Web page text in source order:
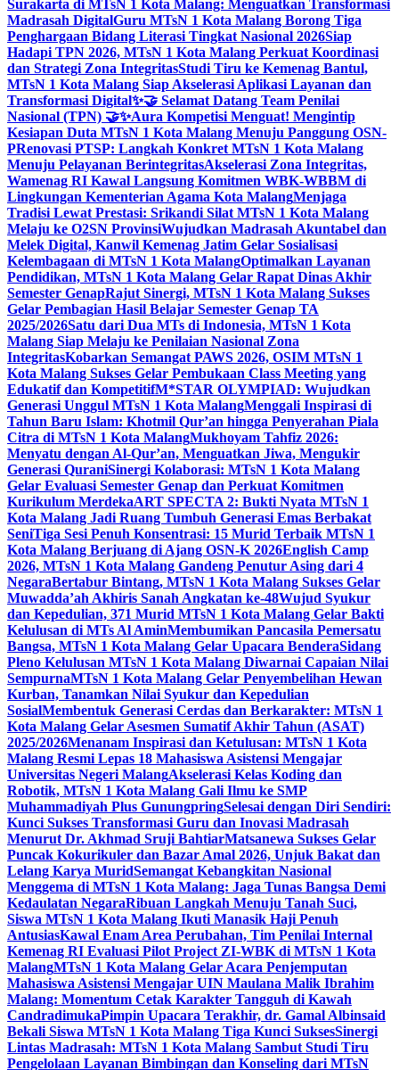
Surakarta di MTsN 1 Kota Malang: Menguatkan Transformasi
Madrasah DigitalGuru MTsN 1 Kota Malang Borong Tiga
Penghargaan Bidang Literasi Tingkat Nasional 2026Siap
Hadapi TPN 2026, MTsN 1 Kota Malang Perkuat Koordinasi
dan Strategi Zona IntegritasStudi Tiru ke Kemenag Bantul,
MTsN 1 Kota Malang Siap Akselerasi Aplikasi Layanan dan
Transformasi Digital✨🤝 Selamat Datang Team Penilai
Nasional (TPN) 🤝✨Aura Kompetisi Menguat! Mengintip
Kesiapan Duta MTsN 1 Kota Malang Menuju Panggung OSN-
PRenovasi PTSP: Langkah Konkret MTsN 1 Kota Malang
Menuju Pelayanan BerintegritasAkselerasi Zona Integritas,
Wamenag RI Kawal Langsung Komitmen WBK-WBBM di
Lingkungan Kementerian Agama Kota MalangMenjaga
Tradisi Lewat Prestasi: Srikandi Silat MTsN 1 Kota Malang
Melaju ke O2SN ProvinsiWujudkan Madrasah Akuntabel dan
Melek Digital, Kanwil Kemenag Jatim Gelar Sosialisasi
Kelembagaan di MTsN 1 Kota MalangOptimalkan Layanan
Pendidikan, MTsN 1 Kota Malang Gelar Rapat Dinas Akhir
Semester GenapRajut Sinergi, MTsN 1 Kota Malang Sukses
Gelar Pembagian Hasil Belajar Semester Genap TA
2025/2026Satu dari Dua MTs di Indonesia, MTsN 1 Kota
Malang Siap Melaju ke Penilaian Nasional Zona
IntegritasKobarkan Semangat PAWS 2026, OSIM MTsN 1
Kota Malang Sukses Gelar Pembukaan Class Meeting yang
Edukatif dan KompetitifM*STAR OLYMPIAD: Wujudkan
Generasi Unggul MTsN 1 Kota MalangMenggali Inspirasi di
Tahun Baru Islam: Khotmil Qur’an hingga Penyerahan Piala
Citra di MTsN 1 Kota MalangMukhoyam Tahfiz 2026:
Menyatu dengan Al-Qur’an, Menguatkan Jiwa, Mengukir
Generasi QuraniSinergi Kolaborasi: MTsN 1 Kota Malang
Gelar Evaluasi Semester Genap dan Perkuat Komitmen
Kurikulum MerdekaART SPECTA 2: Bukti Nyata MTsN 1
Kota Malang Jadi Ruang Tumbuh Generasi Emas Berbakat
SeniTiga Sesi Penuh Konsentrasi: 15 Murid Terbaik MTsN 1
Kota Malang Berjuang di Ajang OSN-K 2026English Camp
2026, MTsN 1 Kota Malang Gandeng Penutur Asing dari 4
NegaraBertabur Bintang, MTsN 1 Kota Malang Sukses Gelar
Muwadda’ah Akhiris Sanah Angkatan ke-48Wujud Syukur
dan Kepedulian, 371 Murid MTsN 1 Kota Malang Gelar Bakti
Kelulusan di MTs Al AminMembumikan Pancasila Pemersatu
Bangsa, MTsN 1 Kota Malang Gelar Upacara BenderaSidang
Pleno Kelulusan MTsN 1 Kota Malang Diwarnai Capaian Nilai
SempurnaMTsN 1 Kota Malang Gelar Penyembelihan Hewan
Kurban, Tanamkan Nilai Syukur dan Kepedulian
SosialMembentuk Generasi Cerdas dan Berkarakter: MTsN 1
Kota Malang Gelar Asesmen Sumatif Akhir Tahun (ASAT)
2025/2026Menanam Inspirasi dan Ketulusan: MTsN 1 Kota
Malang Resmi Lepas 18 Mahasiswa Asistensi Mengajar
Universitas Negeri MalangAkselerasi Kelas Koding dan
Robotik, MTsN 1 Kota Malang Gali Ilmu ke SMP
Muhammadiyah Plus GunungpringSelesai dengan Diri Sendiri:
Kunci Sukses Transformasi Guru dan Inovasi Madrasah
Menurut Dr. Akhmad Sruji BahtiarMatsanewa Sukses Gelar
Puncak Kokurikuler dan Bazar Amal 2026, Unjuk Bakat dan
Lelang Karya MuridSemangat Kebangkitan Nasional
Menggema di MTsN 1 Kota Malang: Jaga Tunas Bangsa Demi
Kedaulatan NegaraRibuan Langkah Menuju Tanah Suci,
Siswa MTsN 1 Kota Malang Ikuti Manasik Haji Penuh
AntusiasKawal Enam Area Perubahan, Tim Penilai Internal
Kemenag RI Evaluasi Pilot Project ZI-WBK di MTsN 1 Kota
MalangMTsN 1 Kota Malang Gelar Acara Penjemputan
Mahasiswa Asistensi Mengajar UIN Maulana Malik Ibrahim
Malang: Momentum Cetak Karakter Tangguh di Kawah
CandradimukaPimpin Upacara Terakhir, dr. Gamal Albinsaid
Bekali Siswa MTsN 1 Kota Malang Tiga Kunci SuksesSinergi
Lintas Madrasah: MTsN 1 Kota Malang Sambut Studi Tiru
Pengelolaan Layanan Bimbingan dan Konseling dari MTsN